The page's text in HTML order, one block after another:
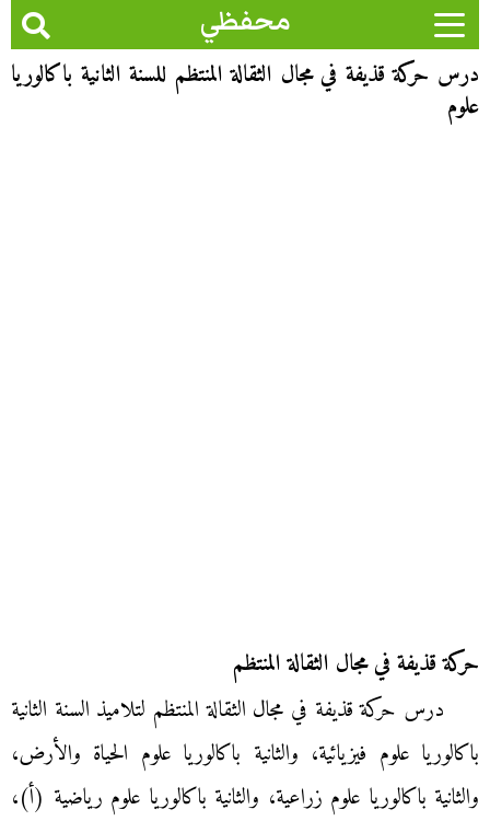
محفظي
درس حركة قذيفة في مجال الثقالة المنتظم للسنة الثانية باكالوريا
علوم
حركة قذيفة في مجال الثقالة المنتظم
درس حركة قذيفة في مجال الثقالة المنتظم لتلاميذ السنة الثانية
باكالوريا علوم فيزيائية، والثانية باكالوريا علوم الحياة والأرض،
والثانية باكالوريا علوم زراعية، والثانية باكالوريا علوم رياضية (أ)،